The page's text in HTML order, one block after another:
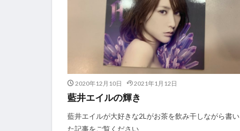
2020年12月10日 2021年1月12日
藍井エイルの輝き
藍井エイルが大好きな2Lがお茶を飲み干しながら書い
た記事をご覧ください